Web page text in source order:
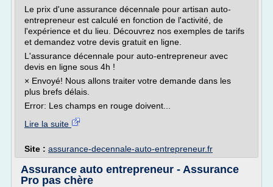
Le prix d'une assurance décennale pour artisan auto-
entrepreneur est calculé en fonction de l'activité, de
l'expérience et du lieu. Découvrez nos exemples de tarifs
et demandez votre devis gratuit en ligne.
L'assurance décennale pour auto-entrepreneur avec
devis en ligne sous 4h !
× Envoyé! Nous allons traiter votre demande dans les
plus brefs délais.
Error: Les champs en rouge doivent...
Lire la suite
Site : assurance-decennale-auto-entrepreneur.fr
Assurance auto entrepreneur - Assurance
Pro pas chère